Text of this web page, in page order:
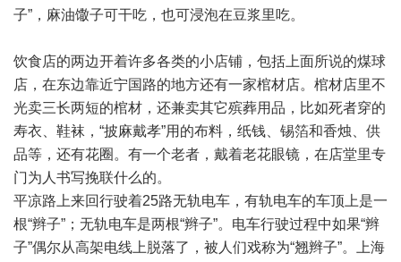
子”，麻油馓子可干吃，也可浸泡在豆浆里吃。
饮食店的两边开着许多各类的小店铺，包括上面所说的煤球
店，在东边靠近宁国路的地方还有一家棺材店。棺材店里不
光卖三长两短的棺材，还兼卖其它殡葬用品，比如死者穿的
寿衣、鞋袜，“披麻戴孝”用的布料，纸钱、锡箔和香烛、供
品等，还有花圈。有一个老者，戴着老花眼镜，在店堂里专
门为人书写挽联什么的。
平凉路上来回行驶着25路无轨电车，有轨电车的车顶上是一
根“辫子”；无轨电车是两根“辫子”。电车行驶过程中如果“辫
子”偶尔从高架电线上脱落了，被人们戏称为“翘辫子”。上海